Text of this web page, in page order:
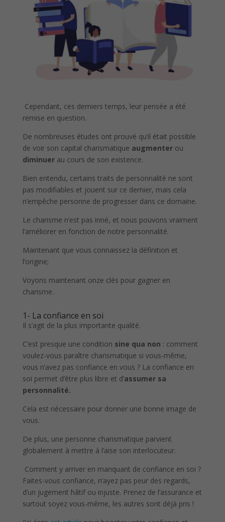
Cependant, ces derniers temps, leur pensée a été
remise en question.
De nombreuses études ont prouvé qu’il était possible
de voir son capital charismatique augmenterou
diminuer au cours de son existence.
Bien entendu, certains traits de personnalité ne sont
pas modifiables et jouent sur ce dernier, mais cela
n’empêche personne de progresser dans ce domaine.
Le charisme n’est pas inné, et nous pouvons vraiment
l’améliorer en fonction de notre personnalité.
Maintenant que vous connaissez la définition et
l’origine;
Voyons maintenant onze clés pour gagner en
charisme.
1- La confiance en soi
Il s’agit de la plus importante qualité.
C’est presque une condition sine qua non : comment
voulez-vous paraître charismatique si vous-même,
vous n’avez pas confiance en vous ? La confiance en
soi permet d’être plus libre et d’assumer sa
personnalité.
Cela est nécessaire pour donner une bonne image de
vous.
De plus, une personne charismatique parvient
globalement à mettre à l’aise son interlocuteur.
Comment y arriver en manquant de confiance en soi ?
Faites-vous confiance, n’ayez pas peur des regards,
d’un jugement hâtif ou injuste. Prenez de l’assurance et
surtout soyez vous-même, les autres sont déjà pris !